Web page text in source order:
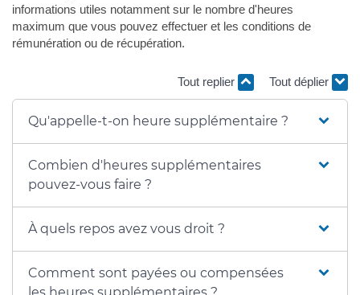
informations utiles notamment sur le nombre d'heures
maximum que vous pouvez effectuer et les conditions de
rémunération ou de récupération.
Tout replier Tout déplier
Qu'appelle-t-on heure supplémentaire ?
Combien d'heures supplémentaires
pouvez-vous faire ?
À quels repos avez vous droit ?
Comment sont payées ou compensées